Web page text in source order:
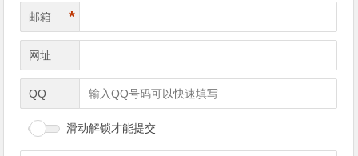
邮箱 *
网址
QQ
滑动解锁才能提交